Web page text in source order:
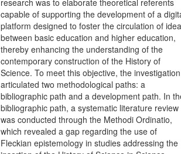
research was to elaborate theoretical referents
capable of supporting the development of a
platform designed to foster the circulation of
between basic education and higher education,
thereby enhancing the understanding of the
contemporary construction of the History of
Science. To meet this objective, the investigation
articulated two methodological paths: a
bibliographic path and a development path. In
bibliographic path, a systematic literature review
was conducted through the Methodi Ordinatio,
which revealed a gap regarding the use of
Fleckian epistemology in studies addressing the